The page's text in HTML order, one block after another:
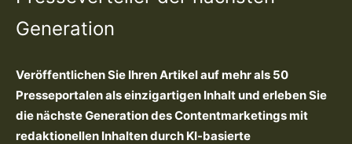
Generation
Veröffentlichen Sie Ihren Artikel auf mehr als 50
Presseportalen als einzigartigen Inhalt und erleben Sie
die nächste Generation des Contentmarketings mit
redaktionellen Inhalten durch KI-basierte